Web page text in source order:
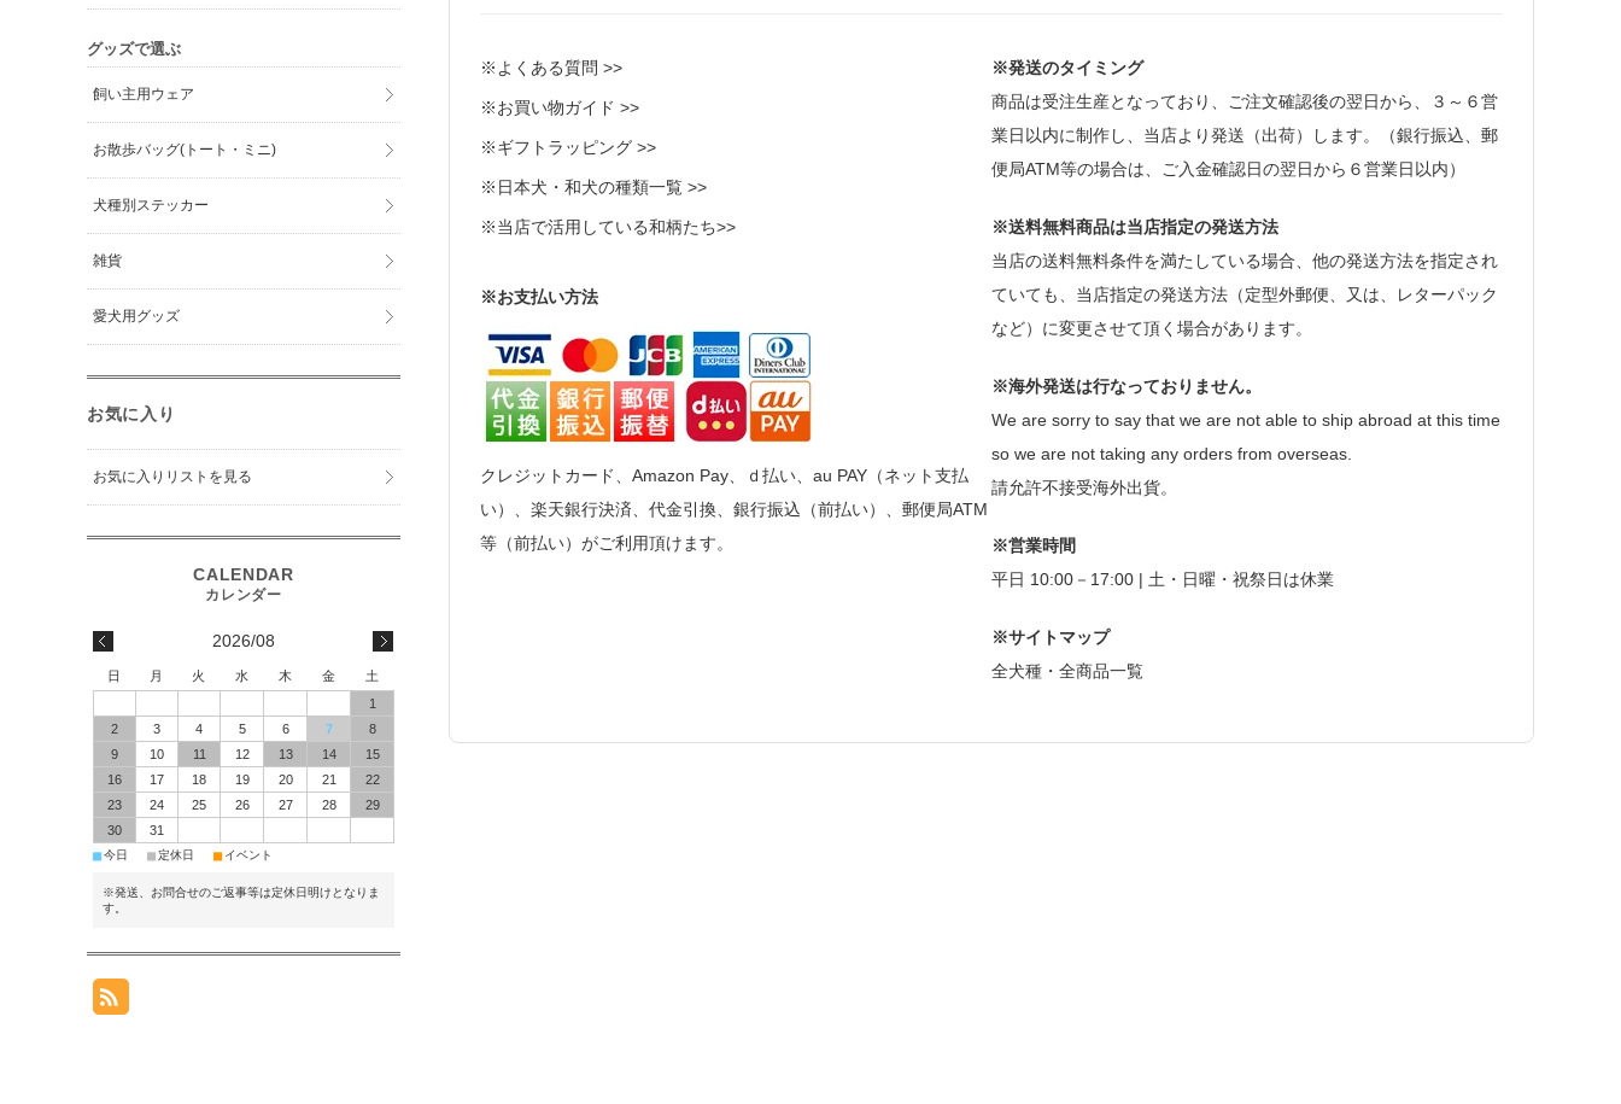
※よくある質問 >>
※お買い物ガイド >>
※ギフトラッピング >>
※日本犬・和犬の種類一覧 >>
※当店で活用している和柄たち>>
※お支払い方法
クレジットカード、Amazon Pay、ｄ払い、au PAY（ネット支払
い）、楽天銀行決済、代金引換、銀行振込（前払い）、郵便局ATM
等（前払い）がご利用頂けます。
※発送のタイミング
商品は受注生産となっており、ご注文確認後の翌日から、３～６営
業日以内に制作し、当店より発送（出荷）します。（銀行振込、郵
便局ATM等の場合は、ご入金確認日の翌日から６営業日以内）
※送料無料商品は当店指定の発送方法
当店の送料無料条件を満たしている場合、他の発送方法を指定され
ていても、当店指定の発送方法（定型外郵便、又は、レターパック
など）に変更させて頂く場合があります。
※海外発送は行なっておりません。
We are sorry to say that we are not able to ship abroad at this time
so we are not taking any orders from overseas.
請允許不接受海外出貨。
※営業時間
平日 10:00－17:00 | 土・日曜・祝祭日は休業
※サイトマップ
全犬種・全商品一覧
グッズで選ぶ
飼い主用ウェア
お散歩バッグ(トート・ミニ)
犬種別ステッカー
雑貨
愛犬用グッズ
お気に入り
お気に入りリストを見る
2026/08
日 月 火 水 木 金
土
1
2
3 4 5 6 7
8
9
10 11 12 13 14
15
16
17 18 19 20 21
22
23
24 25 26 27 28
29
30
31
■今日 ■定休日 ■ イベント
※発送、お問合せのご返事等は定休日明けとなりま
す。